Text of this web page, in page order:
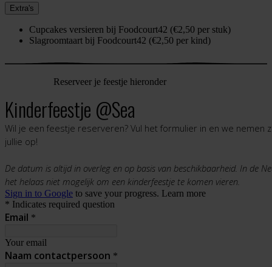
Extra's
Cupcakes versieren bij Foodcourt42 (€2,50 per stuk)
Slagroomtaart bij Foodcourt42 (€2,50 per kind)
Reserveer je feestje hieronder